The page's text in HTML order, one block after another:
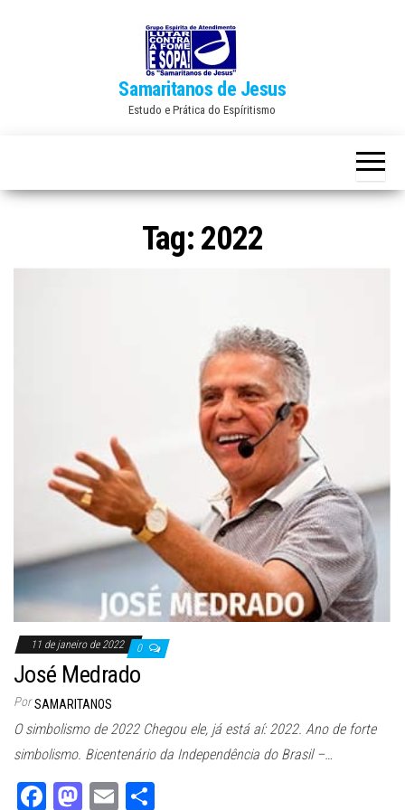
Samaritanos de Jesus
Estudo e Prática do Espíritismo
Tag: 2022
11 de janeiro de 2022 0
José Medrado
Por SAMARITANOS
O simbolismo de 2022 Chegou ele, já está aí: 2022. Ano de forte
simbolismo. Bicentenário da Independência do Brasil –…
Fa M
E